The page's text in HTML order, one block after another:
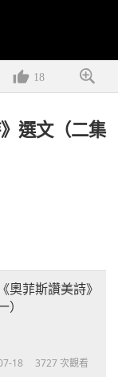
18
選文（二集
奧菲斯讚美詩》
18 3727次觀看